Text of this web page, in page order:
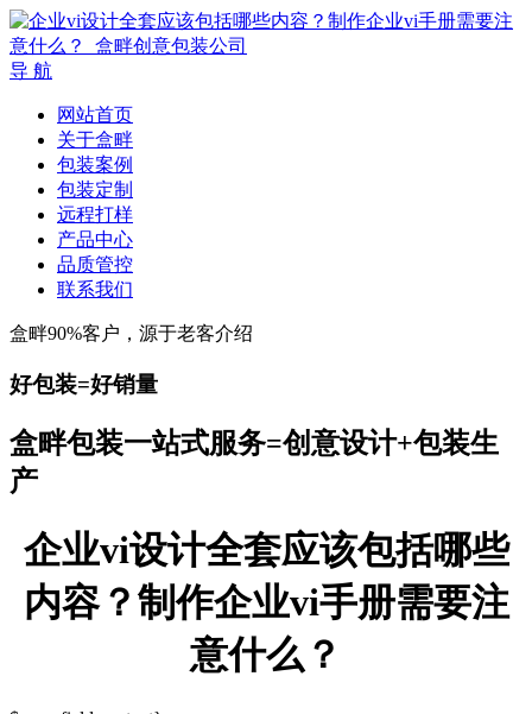
导 航
网站首页
关于盒畔
包装案例
包装定制
远程打样
产品中心
品质管控
联系我们
盒畔90%客户，源于老客介绍
好包装=好销量
盒畔包装一站式服务=创意设计+包装生
产
企业vi设计全套应该包括哪些
内容？制作企业vi手册需要注
意什么？